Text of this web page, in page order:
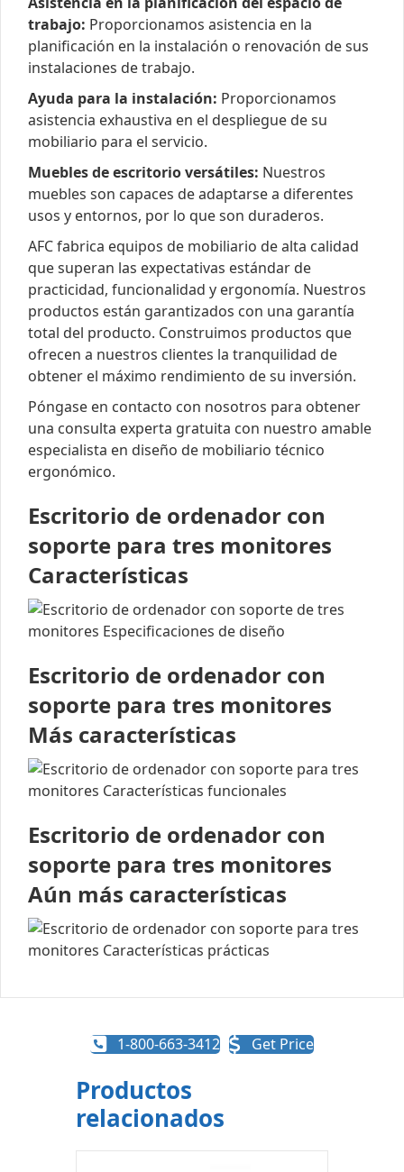
trabajo: Proporcionamos asistencia en la
planificación en la instalación o renovación de sus
instalaciones de trabajo.
Ayuda para la instalación: Proporcionamos
asistencia exhaustiva en el despliegue de su
mobiliario para el servicio.
Muebles de escritorio versátiles: Nuestros
muebles son capaces de adaptarse a diferentes
usos y entornos, por lo que son duraderos.
AFC fabrica equipos de mobiliario de alta calidad
que superan las expectativas estándar de
practicidad, funcionalidad y ergonomía. Nuestros
productos están garantizados con una garantía
total del producto. Construimos productos que
ofrecen a nuestros clientes la tranquilidad de
obtener el máximo rendimiento de su inversión.
Póngase en contacto con nosotros para obtener
una consulta experta gratuita con nuestro amable
especialista en diseño de mobiliario técnico
ergonómico.
Escritorio de ordenador con
soporte para tres monitores
Características
Escritorio de ordenador con
soporte para tres monitores
Más características
Escritorio de ordenador con
soporte para tres monitores
Aún más características
1-800-663-3412 Get Price
Productos
relacionados